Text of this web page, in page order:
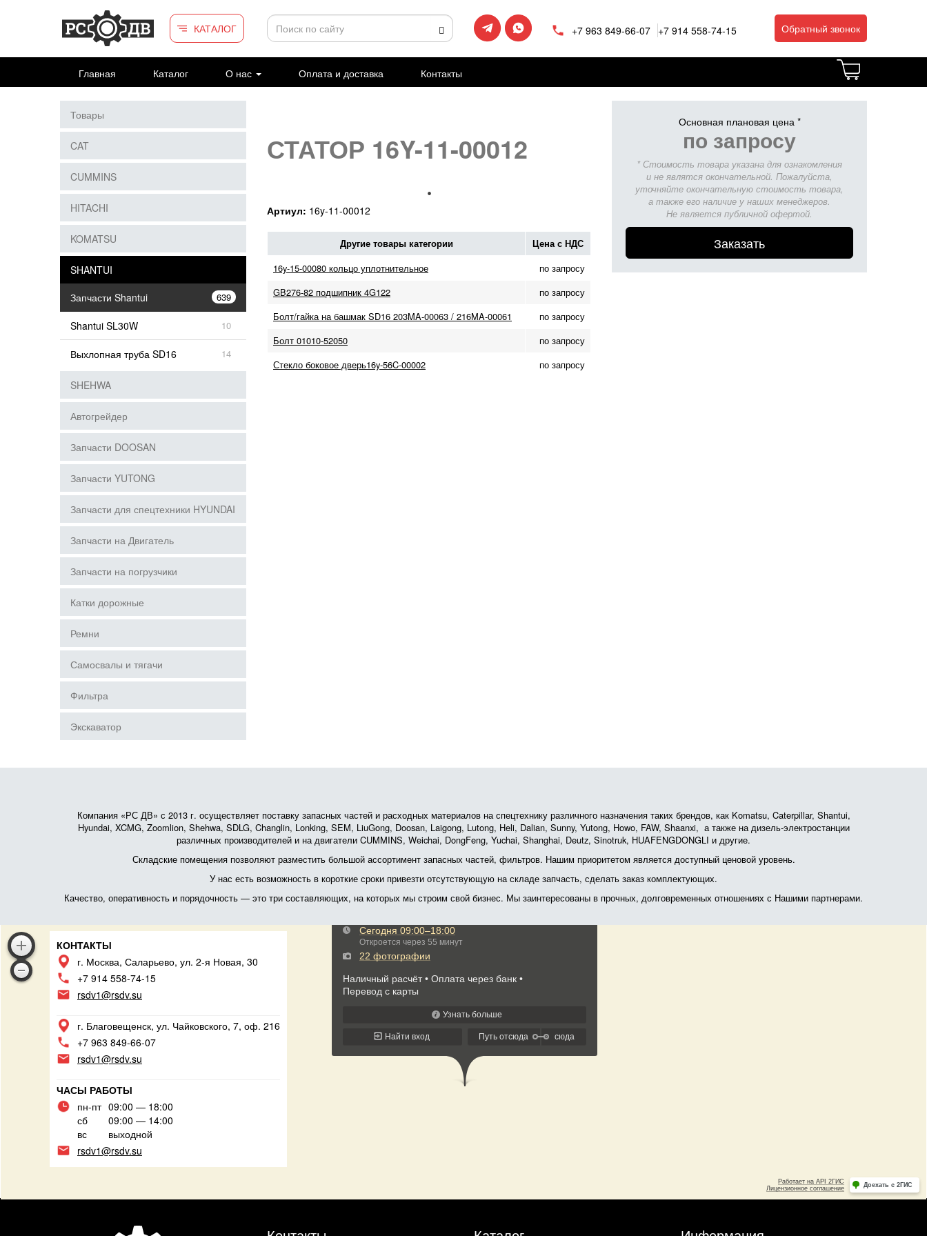
Перейти к основному содержанию
КАТАЛОГ
+7 963 849-66-07 +7 914 558-74-15 Обратный звонок
Главная Каталог О нас Оплата и доставка Контакты
СТАТОР 16Y-11-00012
Артиул: 16y-11-00012
Другие товары категории Цена с НДС
16y-15-00080 кольцо уплотнительное
по запросу
GB276-82 подшипник 4G122
по запросу
Болт/гайка на башмак SD16 203MA-00063 / 216MA-00061
по запросу
Болт 01010-52050
по запросу
Стекло боковое дверь16y-56C-00002
по запросу
Основная плановая цена *
по запросу
* Стоимость товара указана для ознакомления
и не являтся окончательной. Пожалуйста,
уточняйте окончательную стоимость товара,
а также его наличие у наших менеджеров.
Не является публичной офертой.
Заказать
Товары
CAT
CUMMINS
HITACHI
KOMATSU
SHANTUI
Запчасти Shantui
639
Shantui SL30W 10
Выхлопная труба SD16 14
SHEHWA
Автогрейдер
Запчасти DOOSAN
Запчасти YUTONG
Запчасти для спецтехники HYUNDAI
Запчасти на Двигатель
Запчасти на погрузчики
Катки дорожные
Ремни
Самосвалы и тягачи
Фильтра
Экскаватор
Компания «РС ДВ» с 2013 г. осуществляет поставку запасных частей и расходных материалов на спецтехнику различного назначения таких брендов, как Komatsu, Caterpillar, Shantui,
Hyundai, XCMG, Zoomlion, Shehwa, SDLG, Changlin, Lonking, SEM, LiuGong, Doosan, Laigong, Lutong, Heli, Dalian, Sunny, Yutong, Howo, FAW, Shaanxi, а также на дизель-электростанции
различных производителей и на двигатели CUMMINS, Weichai, DongFeng, Yuchai, Shanghai, Deutz, Sinotruk, HUAFENGDONGLI и другие.
Складские помещения позволяют разместить большой ассортимент запасных частей, фильтров. Нашим приоритетом является доступный ценовой уровень.
У нас есть возможность в короткие сроки привезти отсутствующую на складе запчасть, сделать заказ комплектующих.
Качество, оперативность и порядочность — это три составляющих, на которых мы строим свой бизнес. Мы заинтересованы в прочных, долговременных отношениях с Нашими партнерами.
КОНТАКТЫ
г. Москва, Саларьево, ул. 2-я Новая, 30
+7 914 558-74-15
rsdv1@rsdv.su
г. Благовещенск, ул. Чайковского, 7, оф. 216
+7 963 849-66-07
rsdv1@rsdv.su
ЧАСЫ РАБОТЫ
пн-пт 09:00 — 18:00
сб
09:00 — 14:00
вс
выходной
rsdv1@rsdv.su